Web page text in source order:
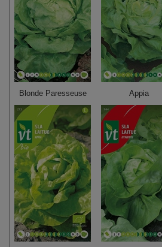
Blonde Paresseuse Appia